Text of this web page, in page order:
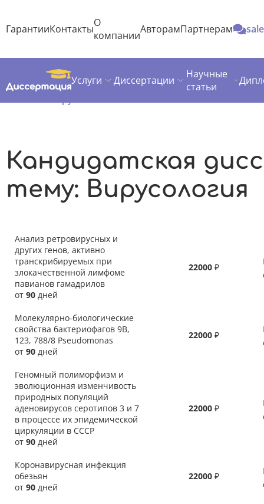
ГарантииКонтактыО
компанииАвторамПартнерам
Услуги Диссертации
Научные
статьи
ДиссертацияТемы кандидатских диссертаций
Кандидатская
тему: Вирусология
Анализ ретровирусных и
других генов, активно
транскрибируемых при
злокачественной лимфоме
павианов гамадрилов
от 90 дней
22000 ₽
Молекулярно-биологические
свойства бактериофагов 9В,
123, 788/8 Pseudomonas
от 90 дней
22000 ₽
Геномный полиморфизм и
эволюционная изменчивость
природных популяций
аденовирусов серотипов 3 и 7
в процессе их эпидемической
циркуляции в СССР
от 90 дней
22000 ₽
Коронавирусная инфекция
обезьян
от 90 дней
22000 ₽